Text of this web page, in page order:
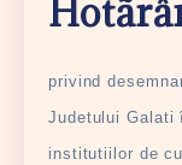
privind
Judetului Galati
institutiilor de